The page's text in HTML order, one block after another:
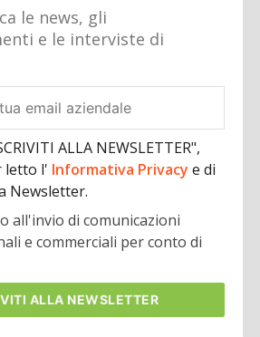
le news, gli
e le interviste di
ALLA NEWSLETTER",
letto l' Informativa Privacye di
Newsletter.
all'invio di comunicazioni
e commerciali per conto di
ALLA NEWSLETTER